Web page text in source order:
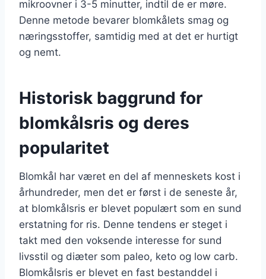
mikroovner i 3-5 minutter, indtil de er møre.
Denne metode bevarer blomkålets smag og
næringsstoffer, samtidig med at det er hurtigt
og nemt.
Historisk baggrund for
blomkålsris og deres
popularitet
Blomkål har været en del af menneskets kost i
århundreder, men det er først i de seneste år,
at blomkålsris er blevet populært som en sund
erstatning for ris. Denne tendens er steget i
takt med den voksende interesse for sund
livsstil og diæter som paleo, keto og low carb.
Blomkålsris er blevet en fast bestanddel i